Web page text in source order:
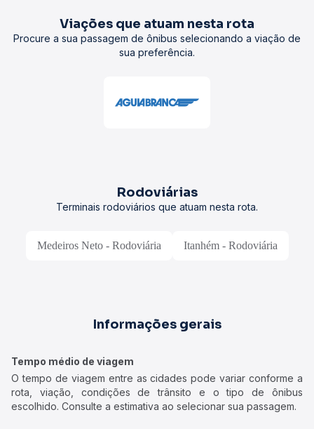
Viações que atuam nesta rota
Procure a sua passagem de ônibus selecionando a viação de
sua preferência.
Rodoviárias
Terminais rodoviários que atuam nesta rota.
Medeiros Neto - Rodoviária Itanhém - Rodoviária
Informações gerais
Tempo médio de viagem
O tempo de viagem entre as cidades pode variar conforme a
rota, viação, condições de trânsito e o tipo de ônibus
escolhido. Consulte a estimativa ao selecionar sua passagem.